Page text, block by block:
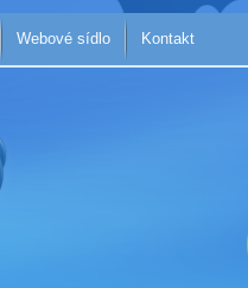
Webové sídlo Kontakt